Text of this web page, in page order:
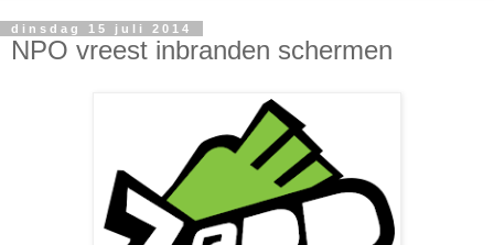
dinsdag 15 juli 2014
NPO vreest inbranden schermen